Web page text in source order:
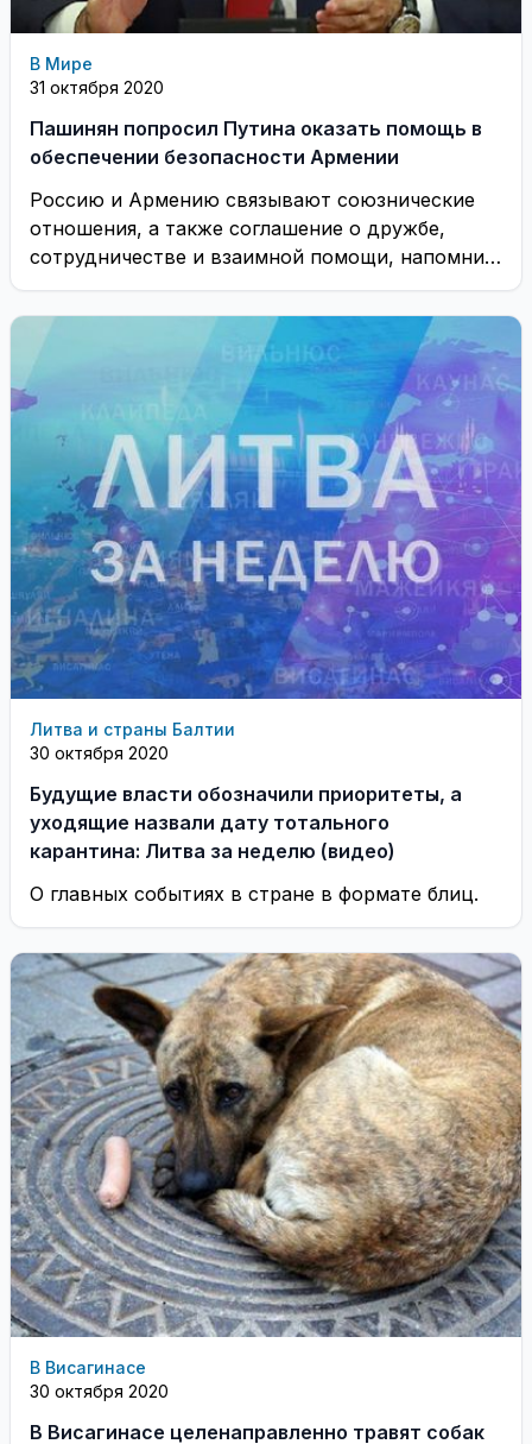
В Мире
31 октября 2020
Пашинян попросил Путина оказать помощь в
обеспечении безопасности Армении
Россию и Армению связывают союзнические
отношения, а также соглашение о дружбе,
сотрудничестве и взаимной помощи, напомнил
премьер-министр
Литва и страны Балтии
30 октября 2020
Будущие власти обозначили приоритеты, а
уходящие назвали дату тотального
карантина: Литва за неделю (видео)
О главных событиях в стране в формате блиц.
В Висагинасе
30 октября 2020
В Висагинасе целенаправленно травят собак